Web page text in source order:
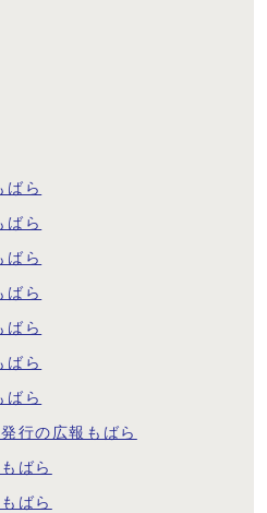
ばら
ばら
ばら
ばら
ばら
ばら
ばら
行の広報もばら
ばら
ばら